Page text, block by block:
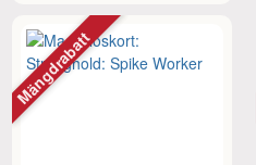
Mängdrabatt